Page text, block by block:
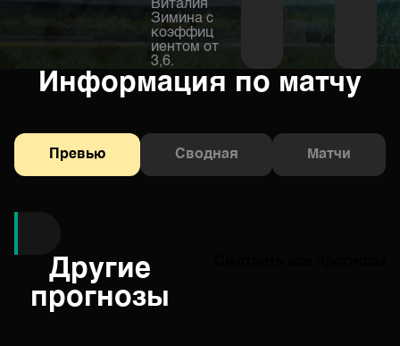
Виталия
Зимина с
коэффиц
иентом от
3,6.
Информация по матчу
Превью Сводная Матчи
Другие
прогнозы